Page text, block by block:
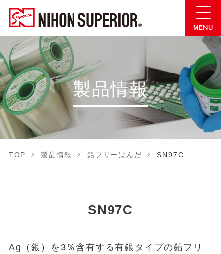
製品情報
TOP 製品情報 鉛フリーはんだ SN97C
SN97C
Ag（銀）を3％含有する有銀タイプの鉛フリ